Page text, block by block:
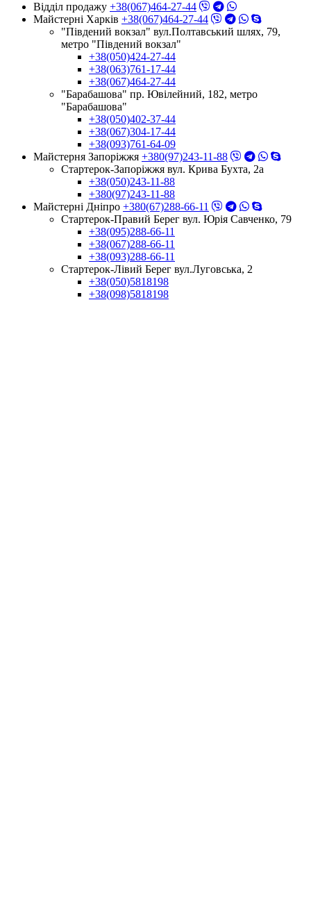
Відділ продажу +38(067)464-27-44
Майстерні Харків +38(067)464-27-44
"Південий вокзал" вул.Полтавський шлях, 79,
метро "Південий вокзал"
+38(050)424-27-44
+38(063)761-17-44
+38(067)464-27-44
"Барабашова" пр. Ювілейний, 182, метро
"Барабашова"
+38(050)402-37-44
+38(067)304-17-44
+38(093)761-64-09
Майстерня Запоріжжя +380(97)243-11-88
Стартерок-Запоріжжя вул. Крива Бухта, 2а
+38(050)243-11-88
+380(97)243-11-88
Майстерні Днiпро +380(67)288-66-11
Стартерок-Правий Берег вул. Юрія Савченко, 79
+38(095)288-66-11
+38(067)288-66-11
+38(093)288-66-11
Стартерок-Лівий Берег вул.Луговська, 2
+38(050)5818198
+38(098)5818198